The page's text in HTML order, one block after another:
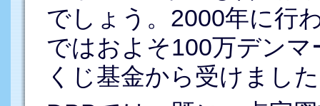
でしょう。2000年に行
ではおよそ100万デン
くじ基金から受けまし